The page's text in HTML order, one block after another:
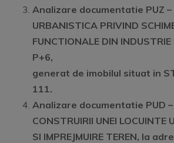
Analizare documentatie PUZ –
URBANISTICA PRIVIND
FUNCTIONALE DIN
P+6,
generat de imobilul situat in
111.
Analizare documentatie PUD –
CONSTRUIRII UNEI LOCUINTE
SI IMPREJMUIRE TEREN, la